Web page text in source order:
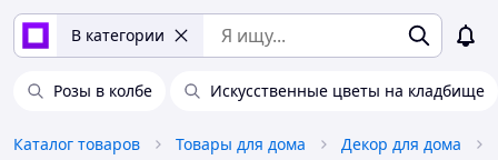
В категории
Розы в колбе Искусственные цветы на кладбище
Каталог товаров Товары для дома Декор для дома